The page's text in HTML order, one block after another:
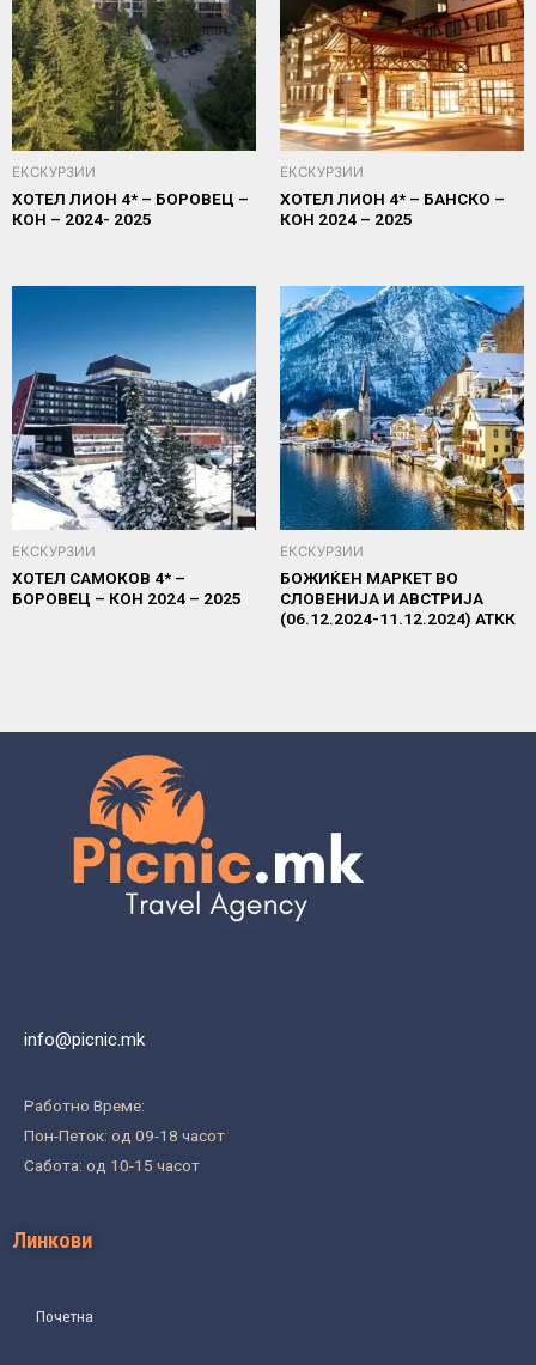
ЕКСКУРЗИИ
ХОТЕЛ ЛИОН 4* – БОРОВЕЦ –
КОН – 2024- 2025
ЕКСКУРЗИИ
ХОТЕЛ ЛИОН 4* – БАНСКО –
КОН 2024 – 2025
ЕКСКУРЗИИ
ХОТЕЛ САМОКОВ 4* –
БОРОВЕЦ – КОН 2024 – 2025
ЕКСКУРЗИИ
БОЖИЌЕН МАРКЕТ ВО
СЛОВЕНИЈА И АВСТРИЈА
(06.12.2024-11.12.2024) АТКК
info@picnic.mk
Работно Време:
Пон-Петок: од 09-18 часот
Сабота: од 10-15 часот
Линкови
Почетна